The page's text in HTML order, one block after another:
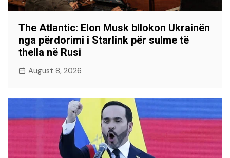
The Atlantic: Elon Musk bllokon Ukrainën
nga përdorimi i Starlink për sulme të
thella në Rusi
August 8, 2026